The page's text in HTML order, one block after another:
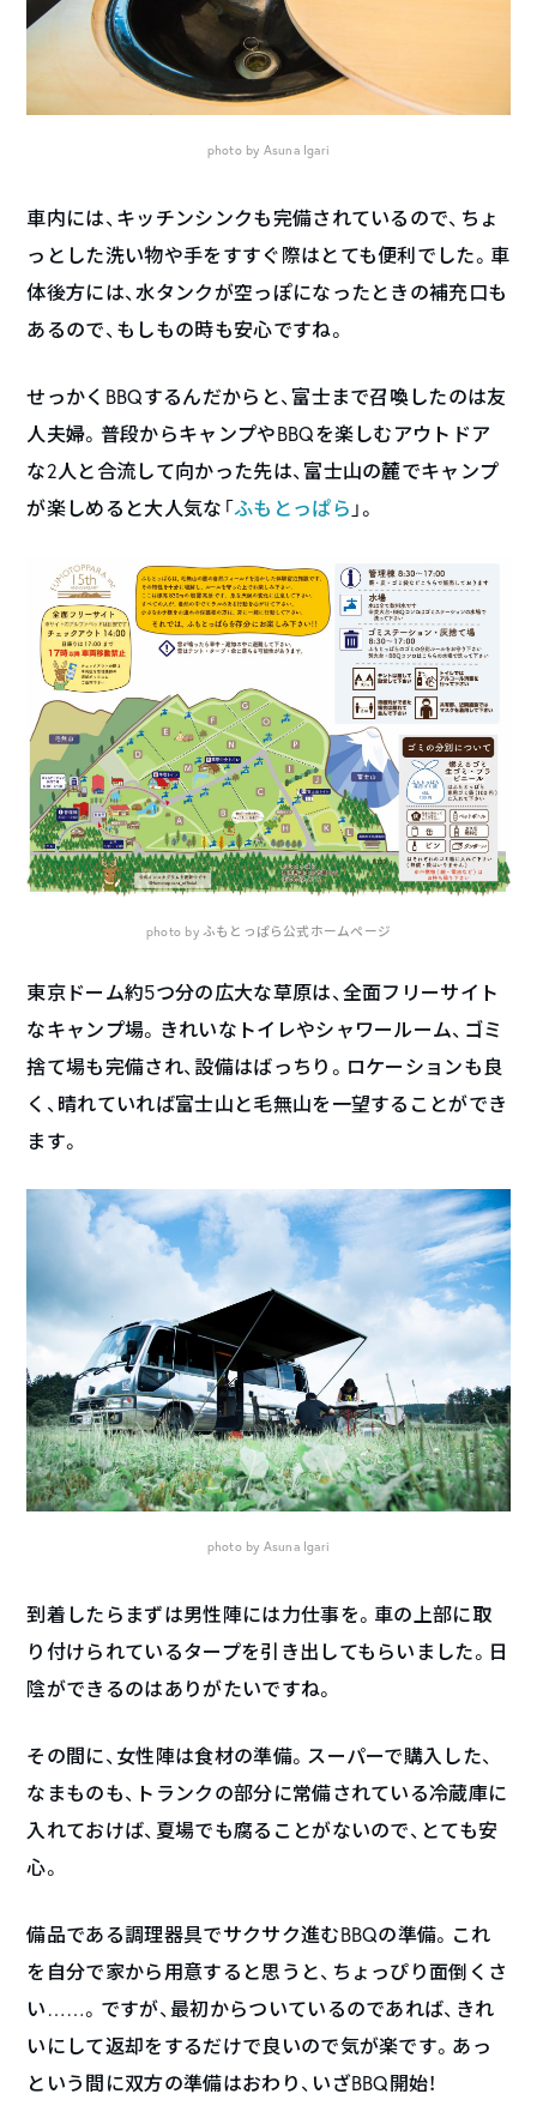
photo by Asuna Igari
車内には、キッチンシンクも完備されているので、ちょ
っとした洗い物や手をすすぐ際はとても便利でした。車
体後方には、水タンクが空っぽになったときの補充口も
あるので、もしもの時も安心ですね。
せっかくBBQするんだからと、富士まで召喚したのは友
人夫婦。普段からキャンプやBBQを楽しむアウトドア
な2人と合流して向かった先は、富士山の麓でキャンプ
が楽しめると大人気な「ふもとっぱら 」。
photo by ふもとっぱら公式ホームページ
東京ドーム約5つ分の広大な草原は、全面フリーサイト
なキャンプ場。きれいなトイレやシャワールーム、ゴミ
捨て場も完備され、設備はばっちり。ロケーションも良
く、晴れていれば富士山と毛無山を一望することができ
ます。
photo by Asuna Igari
到着したらまずは男性陣には力仕事を。車の上部に取
り付けられているタープを引き出してもらいました。日
陰ができるのはありがたいですね。
その間に、女性陣は食材の準備。スーパーで購入した、
なまものも、トランクの部分に常備されている冷蔵庫に
入れておけば、夏場でも腐ることがないので、とても安
心。
備品である調理器具でサクサク進むBBQの準備。これ
を自分で家から用意すると思うと、ちょっぴり面倒くさ
い……。ですが、最初からついているのであれば、きれ
いにして返却をするだけで良いので気が楽です。あっ
という間に双方の準備はおわり、いざBBQ開始！